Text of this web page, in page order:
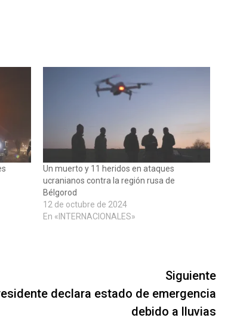
Un muerto y 11 heridos en ataques
ucranianos contra la región rusa de
Bélgorod
12 de octubre de 2024
En «INTERNACIONALES»
Siguiente
declara estado de emergencia
debido a lluvias